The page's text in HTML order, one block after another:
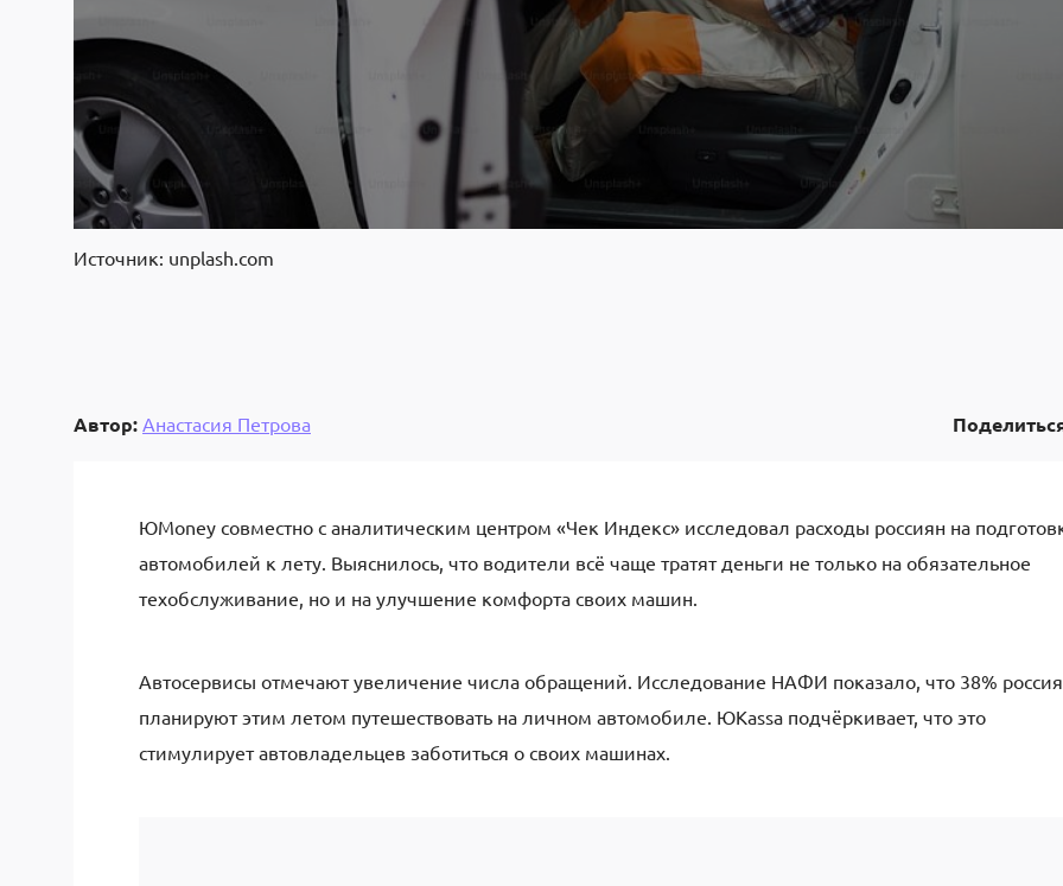
Источник: unplash.com
Автор: Анастасия Петрова
ЮMoney совместно с аналитическим центром «Чек Индекс» исследовал расходы россиян на
автомобилей к лету. Выяснилось, что водители всё чаще тратят деньги не только на обязательное
техобслуживание, но и на улучшение комфорта своих машин.
Автосервисы отмечают увеличение числа обращений. Исследование НАФИ показало, что 38%
планируют этим летом путешествовать на личном автомобиле. ЮKassa подчёркивает, что это
стимулирует автовладельцев заботиться о своих машинах.